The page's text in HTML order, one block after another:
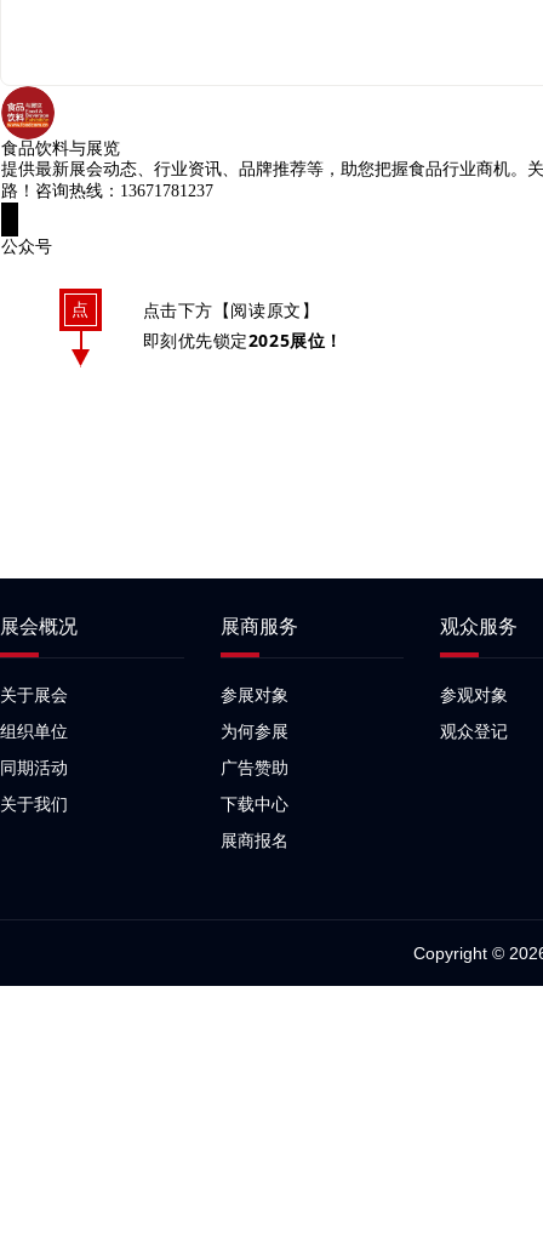
食品饮料与展览
提供最新展会动态、行业资讯、品牌推荐等，助您把握食品行业商机。
路！咨询热线：13671781237
公众号
点
点击下方【阅读原文】
即刻优先锁定2025展位！
展会概况
关于展会
组织单位
同期活动
关于我们
展商服务
参展对象
为何参展
广告赞助
下载中心
展商报名
观众服务
参观对象
观众登记
Copyright ©